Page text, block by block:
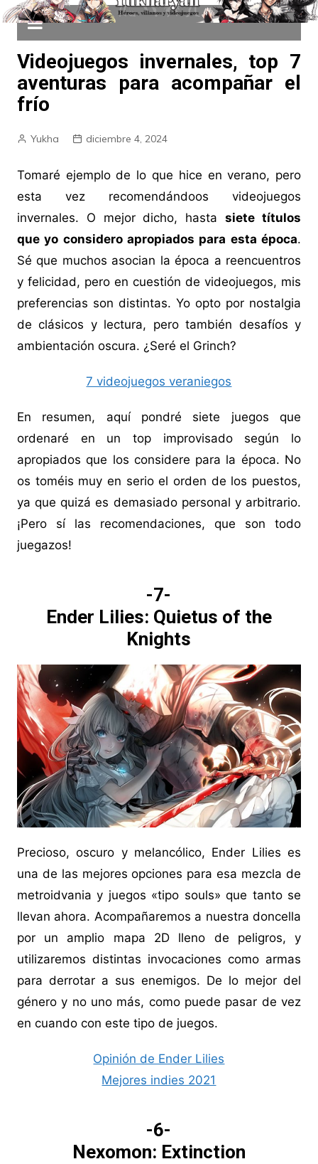
Videojuegos invernales, top 7
aventuras para acompañar el
frío
Yukha diciembre 4, 2024
Tomaré ejemplo de lo que hice en verano, pero
esta vez recomendándoos videojuegos
invernales. O mejor dicho, hastasiete títulos
que yo considero apropiados para esta época.
Sé que muchos asocian la época a reencuentros
y felicidad, pero en cuestión de videojuegos, mis
preferencias son distintas. Yo opto por nostalgia
de clásicos y lectura, pero también desafíos y
ambientación oscura. ¿Seré el Grinch?
7 videojuegos veraniegos
En resumen, aquí pondré siete juegos que
ordenaré en un top improvisado según lo
apropiados que los considere para la época. No
os toméis muy en serio el orden de los puestos,
ya que quizá es demasiado personal y arbitrario.
¡Pero sí las recomendaciones, que son todo
juegazos!
-7-
Ender Lilies: Quietus of the
Knights
Precioso, oscuro y melancólico, Ender Lilies es
una de las mejores opciones para esa mezcla de
metroidvania y juegos «tipo souls» que tanto se
llevan ahora. Acompañaremos a nuestra doncella
por un amplio mapa 2D lleno de peligros, y
utilizaremos distintas invocaciones como armas
para derrotar a sus enemigos. De lo mejor del
género y no uno más, como puede pasar de vez
en cuando con este tipo de juegos.
Opinión de Ender Lilies
Mejores indies 2021
-6-
Nexomon: Extinction